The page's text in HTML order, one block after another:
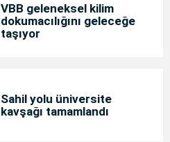
VBB geleneksel kilim
dokumacılığını geleceğe
taşıyor
Sahil yolu üniversite
kavşağı tamamlandı